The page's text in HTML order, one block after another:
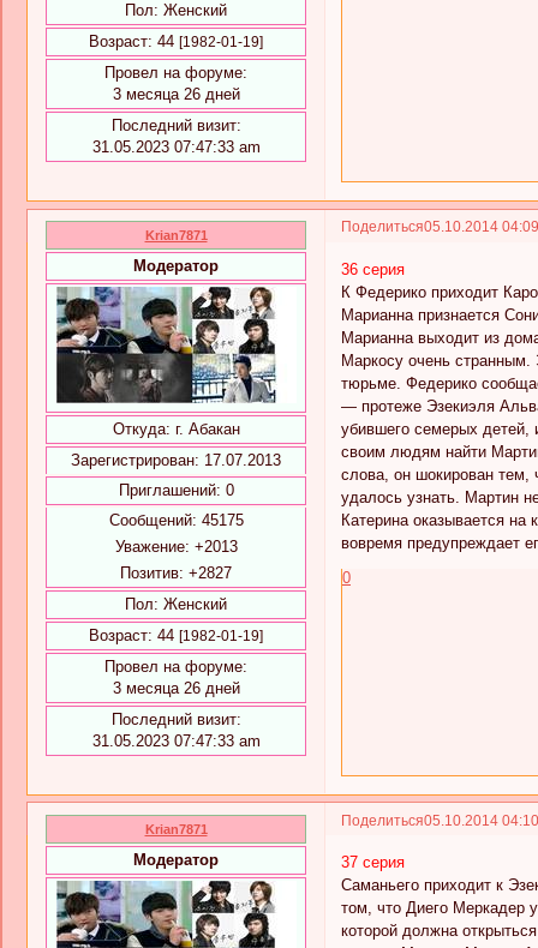
Пол: Женский
Возраст: 44 [1982-01-19]
Провел на форуме:
3 месяца 26 дней
Последний визит:
31.05.2023 07:47:33 am
Поделиться05.10.2014
Krian7871
Модератор
Откуда: г. Абакан
Зарегистрирован: 17.07.2013
Приглашений: 0
Сообщений: 45175
Уважение: +2013
Позитив: +2827
Пол: Женский
Возраст: 44 [1982-01-19]
Провел на форуме:
3 месяца 26 дней
Последний визит:
31.05.2023 07:47:33 am
36 серия
К Федерико приходит
Марианна признается
Марианна выходит из
Маркосу очень странным.
тюрьме. Федерико
— протеже Эзекиэля
убившего семерых
своим людям найти
слова, он шокирован тем,
удалось узнать. Мартин
Катерина оказывается
вовремя предупреждает
0
Поделиться05.10.2014
Krian7871
Модератор
37 серия
Саманьего приходит к
том, что Диего Меркадер
которой должна